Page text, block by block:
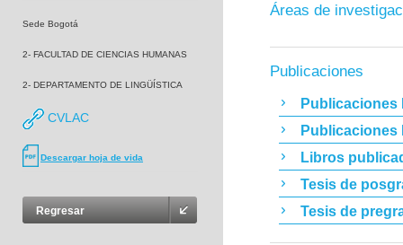
Sede Bogotá
2- FACULTAD DE CIENCIAS HUMANAS
2- DEPARTAMENTO DE LINGÜÍSTICA
CVLAC
Descargar hoja de vida
Regresar
Áreas de
Publicaciones
Publicaciones
Publicaciones
Libros
Tesis de
Tesis de